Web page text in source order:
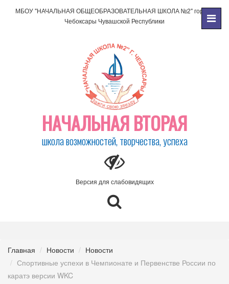
МБОУ "НАЧАЛЬНАЯ ОБЩЕОБРАЗОВАТЕЛЬНАЯ ШКОЛА №2" города
Чебоксары Чувашской Республики
НАЧАЛЬНАЯ ВТОРАЯ
школа возможностей, творчества, успеха
Версия для слабовидящих
Главная Новости
Новости
Спортивные успехи в Чемпионате и Первенстве России по
каратэ версии WKC